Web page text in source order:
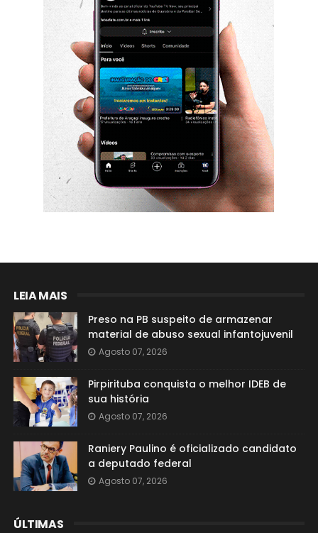
LEIA MAIS
Preso na PB suspeito de armazenar
material de abuso sexual infantojuvenil
Agosto 07, 2026
Pirpirituba conquista o melhor IDEB de
sua história
Agosto 07, 2026
Raniery Paulino é oficializado candidato
a deputado federal
Agosto 07, 2026
ÚLTIMAS